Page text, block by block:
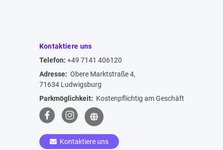
Kontaktiere uns
Telefon: +49 7141 406120
Adresse: Obere Marktstraße 4,
71634 Ludwigsburg
Parkmöglichkeit: Kostenpflichtig am Geschäft
Kontaktiere uns